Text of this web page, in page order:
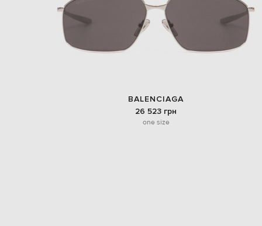
BALENCIAGA
26 523 грн
one size